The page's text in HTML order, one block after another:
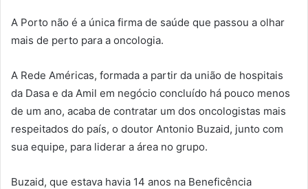
A Porto não é a única firma de saúde que passou a olhar
mais de perto para a oncologia.
A Rede Américas, formada a partir da união de hospitais
da Dasa e da Amil em negócio concluído há pouco menos
de um ano, acaba de contratar um dos oncologistas mais
respeitados do país, o doutor Antonio Buzaid, junto com
sua equipe, para liderar a área no grupo.
Buzaid, que estava havia 14 anos na Beneficência